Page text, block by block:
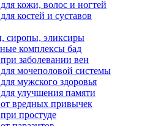
кожи, волос и ногтей
костей и суставов
сиропы, эликсиры
комплексы бад
заболевании вен
мочеполовой системы
мужского здоровья
улучшения памяти
вредных привычек
простуде